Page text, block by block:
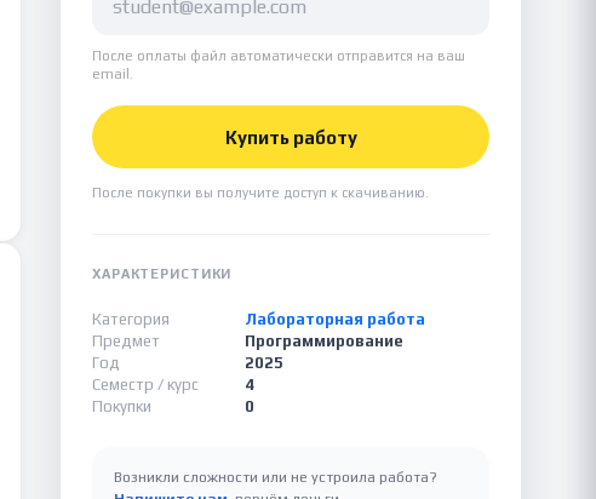
После оплаты файл автоматически отправится на ваш
email.
Купить работу
После покупки вы получите доступ к скачиванию.
ХАРАКТЕРИСТИКИ
Категория
Лабораторная работа
Предмет
Программирование
Год
2025
Семестр / курс
4
Покупки
0
Возникли сложности или не устроила работа?